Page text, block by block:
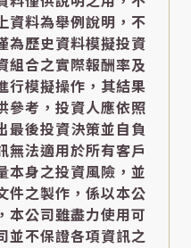
資料為舉例說明，不
為歷史資料模擬投資
組合之實際報酬率及
行模擬操作，其結果
參考，投資人應依照
最後投資決策並自負
無法適用於所有客戶
本身之投資風險，並
件之製作，係以本公
本公司雖盡力使用可
並不保證各項資訊之